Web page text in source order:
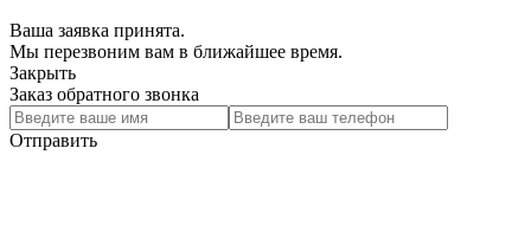
Ваша заявка принята.
Мы перезвоним вам в ближайшее время.
Закрыть
Заказ обратного звонка
Отправить